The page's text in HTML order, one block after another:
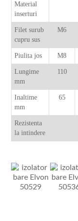
Material
inserturi
Filet surub
cupru sus
M6
Piulita jos M8
Lungime
mm
110
Inaltime
mm
65
Rezistenta
la intindere